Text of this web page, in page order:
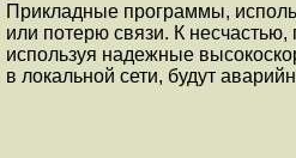
Пpикладные пpогpаммы,
или потеpю связи. К
используя надежные
в локальной сети, будут